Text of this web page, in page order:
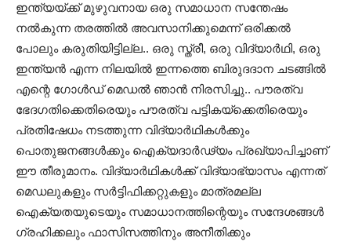
ഇന്ത്യയ്ക്ക് മുഴുവനായ ഒരു സമാധാന സന്തേഷം
നൽകുന്ന തരത്തില്‍ അവസാനിക്കുമെന്ന് ഒരിക്കല്‍
പോലും കരുതിയിട്ടില്ല.. ഒരു സ്ത്രീ, ഒരു വിദ്യാര്‍ഥി, ഒരു
ഇന്ത്യന്‍ എന്ന നിലയിൽ ഇന്നത്തെ ബിരുദദാന ചടങ്ങിൽ
എന്റെ ഗോൾഡ് മെഡൽ ഞാൻ നിരസിച്ചു.. പൗരത്വ
ഭേദഗതിക്കെതിരെയും പൗരത്വ പട്ടികയ്ക്കെതിരെയും
പ്രതിഷേധം നടത്തുന്ന വിദ്യാർഥികൾക്കും
പൊതുജനങ്ങൾക്കും ഐക്യദാർഢ്യം പ്രഖ്യാപിച്ചാണ്
ഈ തീരുമാനം. വിദ്യാർഥികൾക്ക് വിദ്യാഭ്യാസം എന്നത്
മെഡലുകളും സര്‍ട്ടിഫിക്കറ്റുകളും മാത്രമല്ല
ഐക്യതയുടെയും സമാധാനത്തിന്റെയും സന്ദേശങ്ങൾ
ഗ്രഹിക്കലും ഫാസിസത്തിനും അനീതിക്കും